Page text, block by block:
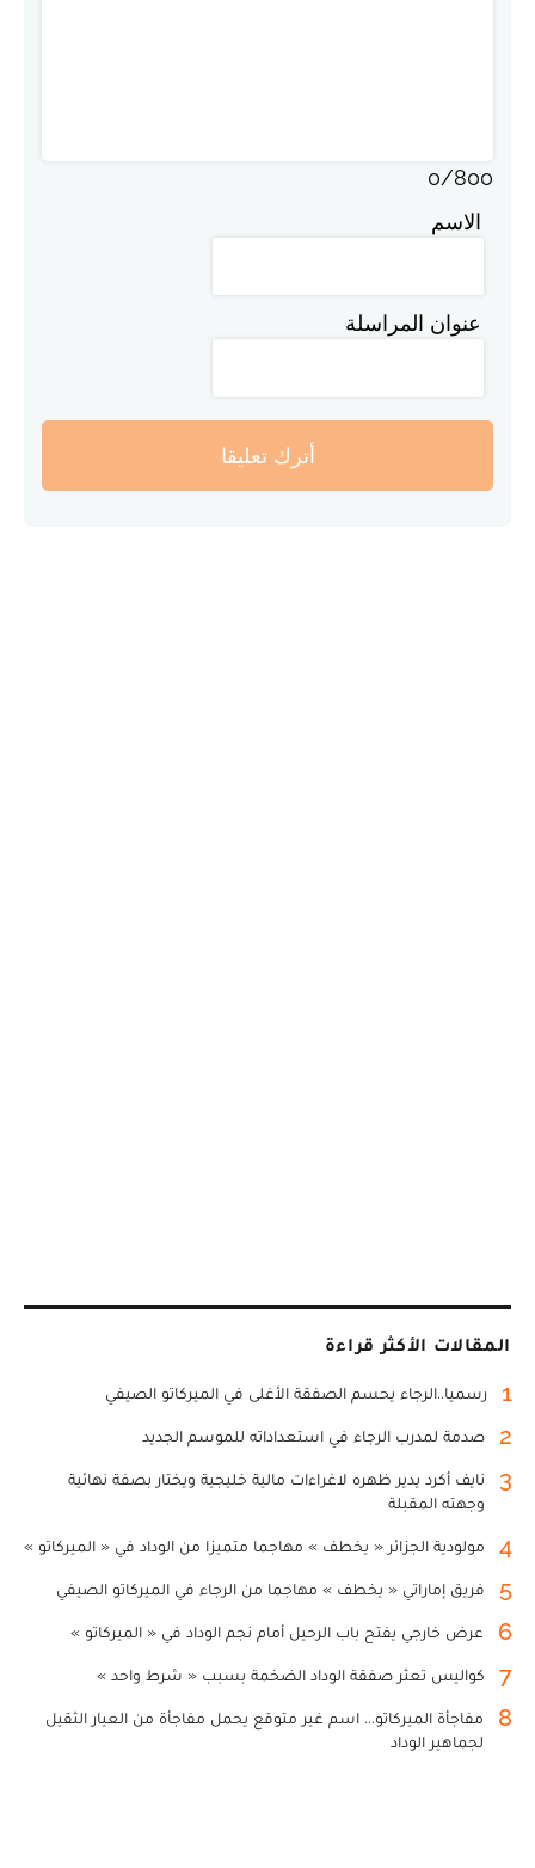
0/800
الاسم
عنوان المراسلة
أترك تعليقا
المقالات الأكثر قراءة
1 رسميا..الرجاء يحسم الصفقة الأغلى في الميركاتو الصيفي
2 صدمة لمدرب الرجاء في استعداداته للموسم الجديد
3
نايف أكرد يدير ظهره لاغراءات مالية خليجية ويختار بصفة نهائية
وجهته المقبلة
4 مولودية الجزائر « يخطف » مهاجما متميزا من الوداد في « الميركاتو »
5 فريق إماراتي « يخطف » مهاجما من الرجاء في الميركاتو الصيفي
6 عرض خارجي يفتح باب الرحيل أمام نجم الوداد في « الميركاتو »
7 كواليس تعثر صفقة الوداد الضخمة بسبب « شرط واحد »
8
مفاجأة الميركاتو... اسم غير متوقع يحمل مفاجأة من العيار الثقيل
لجماهير الوداد